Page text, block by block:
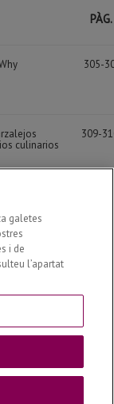
PÀG.
305-
culinarios
309-
democracia.
/
1, 25003,
galetes
i de
l’apartat